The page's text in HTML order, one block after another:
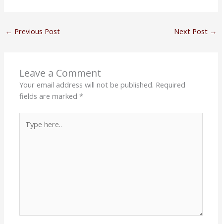
← Previous Post Next Post →
Leave a Comment
Your email address will not be published. Required
fields are marked*
here..